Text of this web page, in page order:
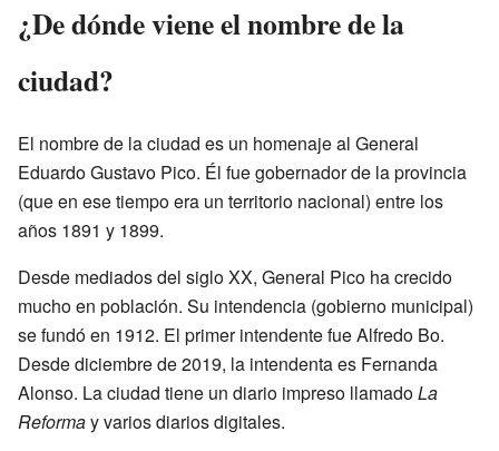
¿De dónde viene el nombre de la
ciudad?
El nombre de la ciudad es un homenaje al General
Eduardo Gustavo Pico. Él fue gobernador de la provincia
(que en ese tiempo era un territorio nacional) entre los
años 1891 y 1899.
Desde mediados del siglo XX, General Pico ha crecido
mucho en población. Su intendencia (gobierno municipal)
se fundó en 1912. El primer intendente fue Alfredo Bo.
Desde diciembre de 2019, la intendenta es Fernanda
Alonso. La ciudad tiene un diario impreso llamadoLa
Reformay varios diarios digitales.